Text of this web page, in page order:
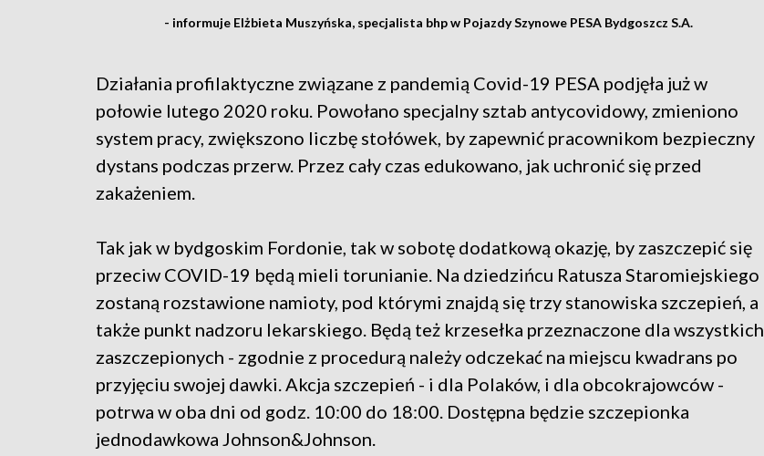
- informuje Elżbieta Muszyńska, specjalista bhp w Pojazdy Szynowe PESA Bydgoszcz S.A.
Działania profilaktyczne związane z pandemią Covid-19 PESA podjęła już w
połowie lutego 2020 roku. Powołano specjalny sztab antycovidowy, zmieniono
system pracy, zwiększono liczbę stołówek, by zapewnić pracownikom bezpieczny
dystans podczas przerw. Przez cały czas edukowano, jak uchronić się przed
zakażeniem.
Tak jak w bydgoskim Fordonie, tak w sobotę dodatkową okazję, by zaszczepić się
przeciw COVID-19 będą mieli torunianie. Na dziedzińcu Ratusza Staromiejskiego
zostaną rozstawione namioty, pod którymi znajdą się trzy stanowiska szczepień, a
także punkt nadzoru lekarskiego. Będą też krzesełka przeznaczone dla wszystkich
zaszczepionych - zgodnie z procedurą należy odczekać na miejscu kwadrans po
przyjęciu swojej dawki. Akcja szczepień - i dla Polaków, i dla obcokrajowców -
potrwa w oba dni od godz. 10:00 do 18:00. Dostępna będzie szczepionka
jednodawkowa Johnson&Johnson.